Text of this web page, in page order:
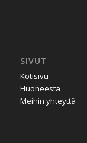
SIVUT
Kotisivu
Huoneesta
Meihin yhteyttä